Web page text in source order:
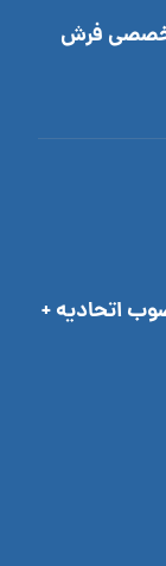
فرش
اتحادیه +